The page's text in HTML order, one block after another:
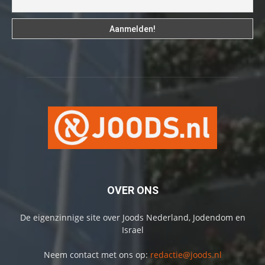
OVER ONS
De eigenzinnige site over Joods Nederland, Jodendom en
Israel
Neem contact met ons op: redactie@joods.nl